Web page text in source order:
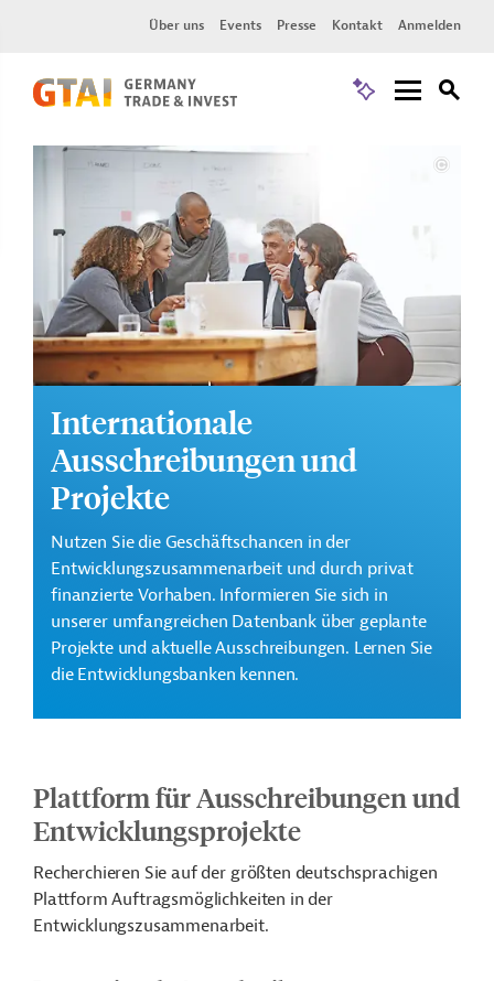
Über uns Events Presse Kontakt Anmelden
Internationale
Ausschreibungen und
Projekte
Nutzen Sie die Geschäftschancen in der
Entwicklungszusammenarbeit und durch privat
finanzierte Vorhaben. Informieren Sie sich in
unserer umfangreichen Datenbank über geplante
Projekte und aktuelle Ausschreibungen. Lernen Sie
die Entwicklungsbanken kennen.
Plattform für Ausschreibungen und
Entwicklungsprojekte
Recherchieren Sie auf der größten deutschsprachigen
Plattform Auftragsmöglichkeiten in der
Entwicklungszusammenarbeit.